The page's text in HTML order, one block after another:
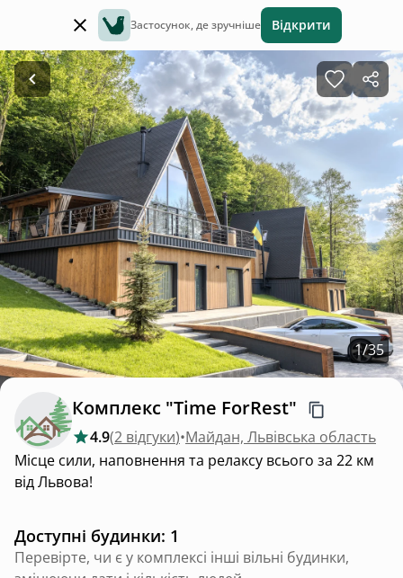
Застосунок, де зручніше Відкрити
1/35
Комплекс "Time ForRest"
4.9(2 відгуки)•Майдан, Львівська область
Місце сили, наповнення та релаксу всього за 22 км
від Львова!
Доступні будинки: 1
Перевірте, чи є у комплексі інші вільні будинки,